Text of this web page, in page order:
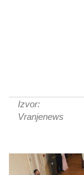
Izvor:
Vranjenews